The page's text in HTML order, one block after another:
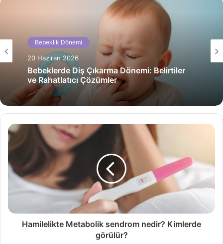
Bebeklik Dönemi
20 Haziran 2026
Bebeklerde Diş Çıkarma Dönemi: Belirtiler
ve Rahatlatıcı Çözümler
Bebeklik Dönemi
20 Haziran 2026
Bebeklerde Grip ve Soğuk Algınlığından
Korunma Yolları
Hamilelikte Metabolik sendrom nedir? Kimlerde
görülür?